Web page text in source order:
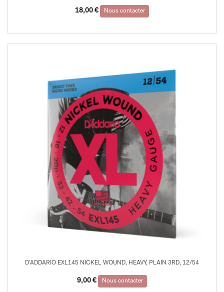
18,00 € Nous contacter
D’ADDARIO EXL145 NICKEL WOUND, HEAVY, PLAIN 3RD, 12/54
9,00 € Nous contacter